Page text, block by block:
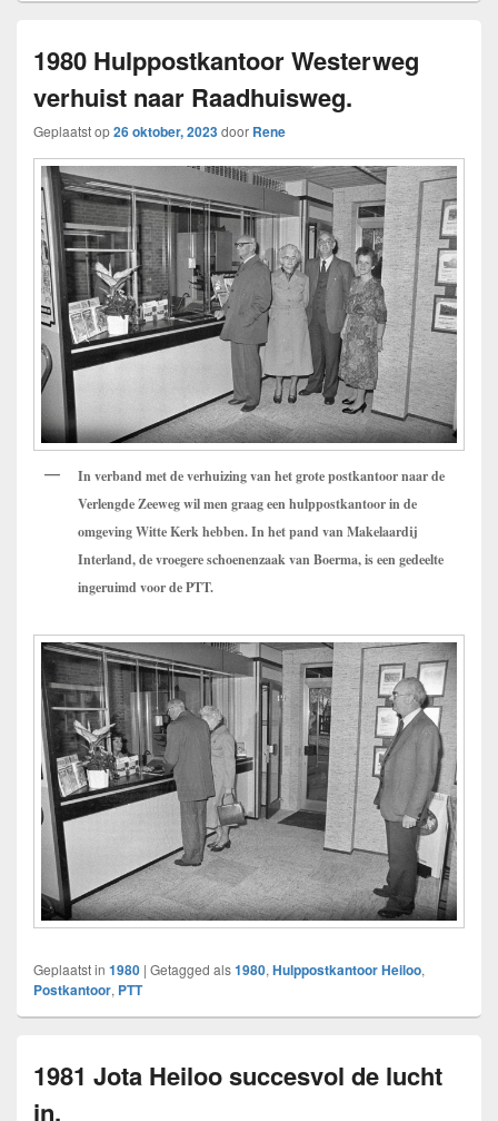
1980 Hulppostkantoor Westerweg
verhuist naar Raadhuisweg.
Geplaatst op26 oktober, 2023door Rene
In verband met de verhuizing van het grote postkantoor naar de
Verlengde Zeeweg wil men graag een hulppostkantoor in de
omgeving Witte Kerk hebben. In het pand van Makelaardij
Interland, de vroegere schoenenzaak van Boerma, is een gedeelte
ingeruimd voor de PTT.
Geplaatst in 1980 | Getagged als1980, Hulppostkantoor Heiloo,
Postkantoor, PTT
1981 Jota Heiloo succesvol de lucht
in.